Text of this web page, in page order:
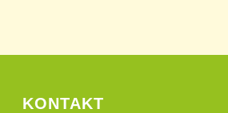
KONTAKT